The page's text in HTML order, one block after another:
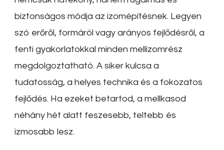
biztonságos módja az izomépítésnek. Legyen
szó erőről, formáról vagy arányos fejlődésről, a
fenti gyakorlatokkal minden mellizomrész
megdolgoztatható. A siker kulcsa a
tudatosság, a helyes technika és a fokozatos
fejlődés. Ha ezeket betartod, a mellkasod
néhány hét alatt feszesebb, teltebb és
izmosabb lesz.